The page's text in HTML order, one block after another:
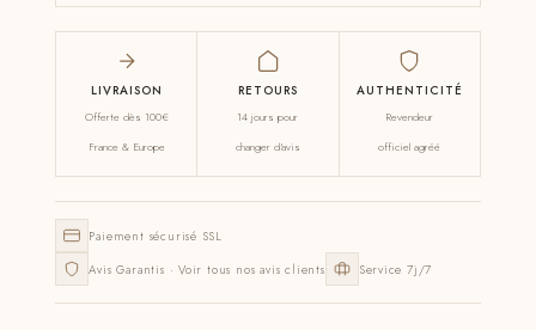
LIVRAISON
Offerte dès 100€
France & Europe
RETOURS
14 jours pour
changer d'avis
AUTHENTICITÉ
Revendeur
officiel agréé
Paiement sécurisé SSL
Avis Garantis · Voir tous nos avis clients
Service 7j/7